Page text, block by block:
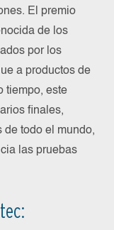
El premio
de los
por los
a productos de
tiempo, este
finales,
de todo el mundo,
las pruebas